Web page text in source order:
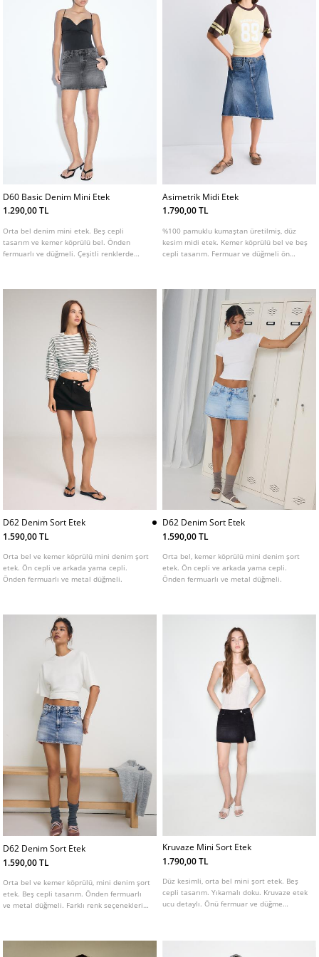
D60 Basic Denim Mini Etek
1.290,00 TL
Orta bel denim mini etek. Beş cepli
tasarım ve kemer köprülü bel. Önden
fermuarlı ve düğmeli. Çeşitli renklerde
Asimetrik Midi Etek
1.790,00 TL
%100 pamuklu kumaştan üretilmiş, düz
kesim midi etek. Kemer köprülü bel ve beş
cepli tasarım. Fermuar ve düğmeli ön
D62 Denim Sort Etek
1.590,00 TL
Orta bel ve kemer köprülü mini denim şort
etek. Ön cepli ve arkada yama cepli.
Önden fermuarlı ve metal düğmeli.
D62 Denim Sort Etek
1.590,00 TL
Orta bel, kemer köprülü mini denim şort
etek. Ön cepli ve arkada yama cepli.
Önden fermuarlı ve metal düğmeli.
D62 Denim Sort Etek
1.590,00 TL
Orta bel ve kemer köprülü, mini denim şort
etek. Beş cepli tasarım. Önden fermuarlı
ve metal düğmeli. Farklı renk seçenekleri
Kruvaze Mini Sort Etek
1.790,00 TL
Düz kesimli, orta bel mini şort etek. Beş
cepli tasarım. Yıkamalı doku. Kruvaze etek
ucu detaylı. Önü fermuar ve düğme